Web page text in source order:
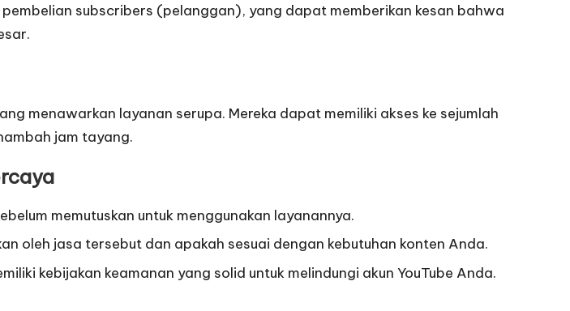
subscribers (pelanggan), yang dapat memberikan kesan bahwa
menawarkan layanan serupa. Mereka dapat memiliki akses ke sejumlah
jam tayang.
memutuskan untuk menggunakan layanannya.
oleh jasa tersebut dan apakah sesuai dengan kebutuhan konten Anda.
kebijakan keamanan yang solid untuk melindungi akun YouTube Anda.